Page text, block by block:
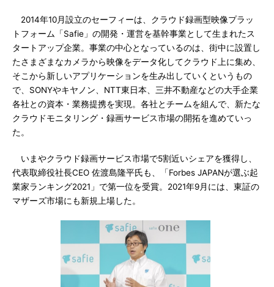
2014年10月設立のセーフィーは、クラウド録画型映像プラッ
トフォーム「Safie」の開発・運営を基幹事業として生まれたス
タートアップ企業。事業の中心となっているのは、街中に設置し
たさまざまなカメラから映像をデータ化してクラウド上に集め、
そこから新しいアプリケーションを生み出していくというもの
で、SONYやキヤノン、NTT東日本、三井不動産などの大手企業
各社との資本・業務提携を実現。各社とチームを組んで、新たな
クラウドモニタリング・録画サービス市場の開拓を進めていっ
た。
いまやクラウド録画サービス市場で5割近いシェアを獲得し、
代表取締役社長CEO 佐渡島隆平氏も、「Forbes JAPANが選ぶ起
業家ランキング2021」で第一位を受賞。2021年9月には、東証の
マザーズ市場にも新規上場した。